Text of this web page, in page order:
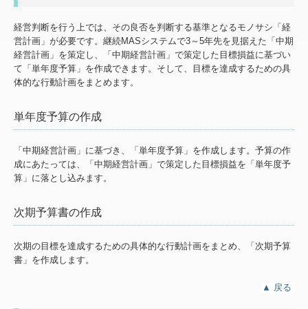
経営判断を行う上では、その良否を判断する基準となるモノサシ「経
営計画」が必要です。継続MASシステムで3～5年先を見据えた「中期
経営計画」を策定し、「中期経営計画」で策定した目標損益に基づい
て「単年度予算」を作成できます。そして、目標を達成するための具
体的な行動計画をまとめます。
単年度予算の作成
「中期経営計画」に基づき、「単年度予算」を作成します。予算の作
成にあたっては、「中期経営計画」で策定した目標損益を「単年度予
算」に落とし込みます。
次期予算書の作成
次期の目標を達成するための具体的な行動計画をまとめ、「次期予算
書」を作成します。
▲ 戻る